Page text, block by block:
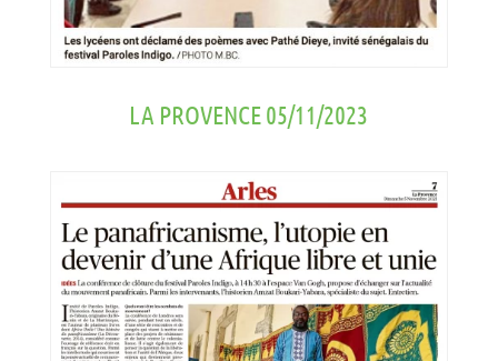
LA PROVENCE 05/11/2023